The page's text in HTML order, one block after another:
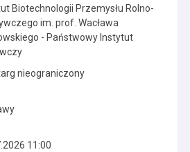
Biotechnologii Przemysłu Rolno-
im. prof. Wacława
- Państwowy Instytut
nieograniczony
11:00